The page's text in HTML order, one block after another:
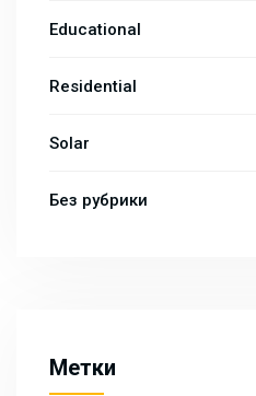
Educational
Residential
Solar
Без рубрики
Метки